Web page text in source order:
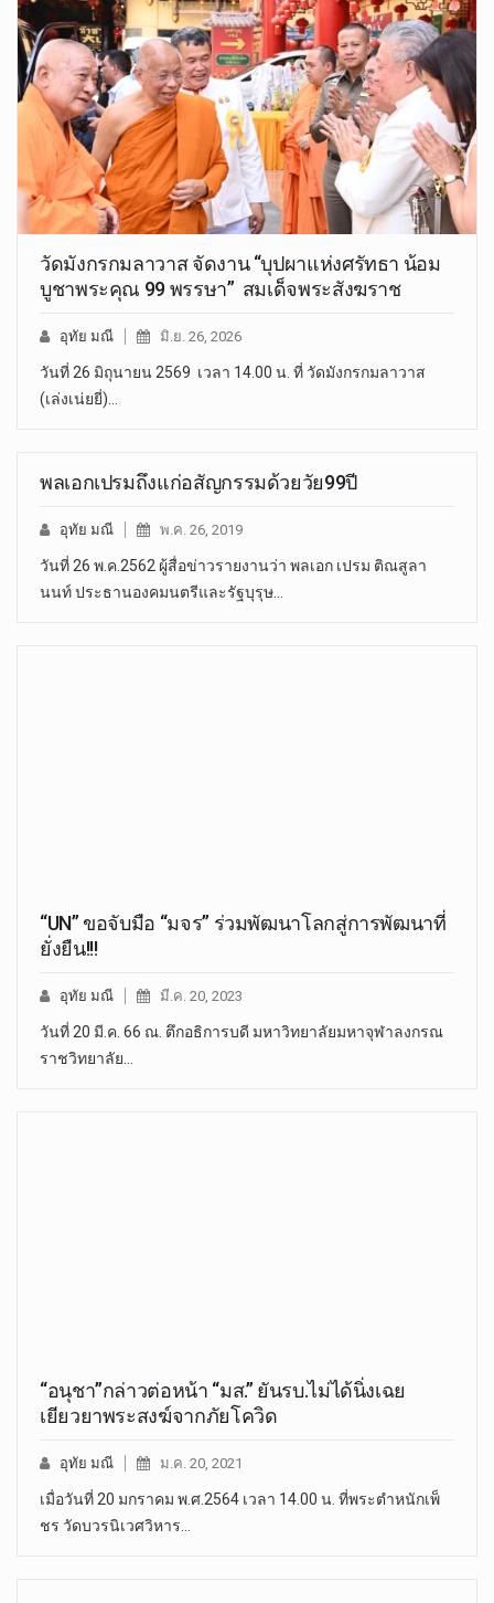
วัดมังกรกมลาวาส จัดงาน “บุปผาแห่งศรัทธา น้อม
บูชาพระคุณ 99 พรรษา” สมเด็จพระสังฆราช
อุทัย มณี มิ.ย. 26, 2026
วันที่ 26 มิถุนายน 2569 เวลา 14.00 น. ที่ วัดมังกรกมลาวาส
(เล่งเน่ยยี่)…
พลเอกเปรมถึงแก่อสัญกรรมด้วยวัย99ปี
อุทัย มณี พ.ค. 26, 2019
วันที่ 26 พ.ค.2562 ผู้สื่อข่าวรายงานว่า พลเอก เปรม ติณสูลา
นนท์ ประธานองคมนตรีและรัฐบุรุษ…
“UN” ขอจับมือ “มจร” ร่วมพัฒนาโลกสู่การพัฒนาที่
ยั่งยืน!!!
อุทัย มณี มี.ค. 20, 2023
วันที่ 20 มี.ค. 66 ณ. ตึกอธิการบดี มหาวิทยาลัยมหาจุฬาลงกรณ
ราชวิทยาลัย…
“อนุชา”กล่าวต่อหน้า “มส.” ยันรบ.ไม่ได้นิ่งเฉย
เยียวยาพระสงฆ์จากภัยโควิด
อุทัย มณี ม.ค. 20, 2021
เมื่อวันที่ 20 มกราคม พ.ศ.2564 เวลา 14.00 น. ที่พระตำหนักเพ็
ชร วัดบวรนิเวศวิหาร…